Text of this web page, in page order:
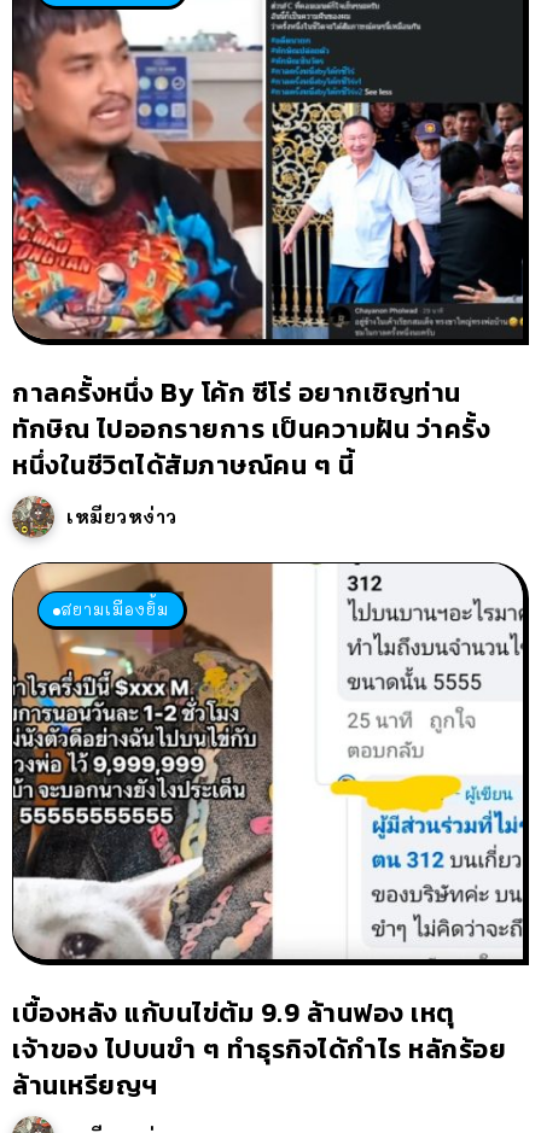
กาลครั้งหนึ่ง By โค้ก ซีโร่ อยากเชิญท่าน
ทักษิณ ไปออกรายการ เป็นความฝัน ว่าครั้ง
หนึ่งในชีวิตได้สัมภาษณ์คน ๆ นี้
เหมียวหง่าว
สยามเมืองยิ้ม
เบื้องหลัง แก้บนไข่ต้ม 9.9 ล้านฟอง เหตุ
เจ้าของ ไปบนขำ ๆ ทำธุรกิจได้กำไร หลักร้อย
ล้านเหรียญฯ